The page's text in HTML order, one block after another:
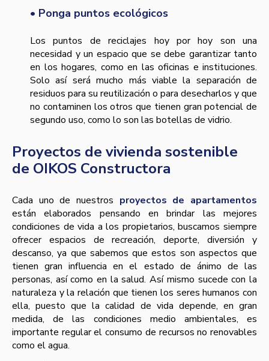
• Ponga puntos ecológicos
Los puntos de reciclajes hoy por hoy son una
necesidad y un espacio que se debe garantizar tanto
en los hogares, como en las oficinas e instituciones.
Solo así será mucho más viable la separación de
residuos para su reutilización o para desecharlos y que
no contaminen los otros que tienen gran potencial de
segundo uso, como lo son las botellas de vidrio.
Proyectos de vivienda sostenible
de OIKOS Constructora
Cada uno de nuestros proyectos de apartamentos
están elaborados pensando en brindar las mejores
condiciones de vida a los propietarios, buscamos siempre
ofrecer espacios de recreación, deporte, diversión y
descanso, ya que sabemos que estos son aspectos que
tienen gran influencia en el estado de ánimo de las
personas, así como en la salud. Así mismo sucede con la
naturaleza y la relación que tienen los seres humanos con
ella, puesto que la calidad de vida depende, en gran
medida, de las condiciones medio ambientales, es
importante regular el consumo de recursos no renovables
como el agua.